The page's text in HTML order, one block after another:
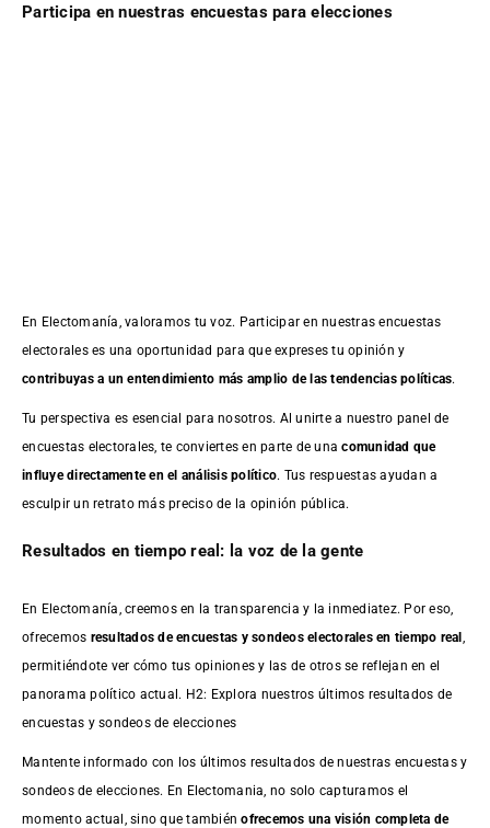
Participa en nuestras encuestas para elecciones
En Electomanía, valoramos tu voz. Participar en nuestras encuestas
electorales es una oportunidad para que expreses tu opinión y
contribuyas a un entendimiento más amplio de las tendencias políticas.
Tu perspectiva es esencial para nosotros. Al unirte a nuestro panel de
encuestas electorales, te conviertes en parte de unacomunidad que
influye directamente en el análisis político. Tus respuestas ayudan a
esculpir un retrato más preciso de la opinión pública.
Resultados en tiempo real: la voz de la gente
En Electomanía, creemos en la transparencia y la inmediatez. Por eso,
ofrecemos resultados deencuestas y sondeos electorales en tiempo real
permitiéndote ver cómo tus opiniones y las de otros se reflejan en el
panorama político actual. H2: Explora nuestros últimos resultados de
encuestas y sondeos de elecciones
Mantente informado con los últimos resultados de nuestras encuestasy
sondeos de elecciones. En Electomania, no solo capturamos el
momento actual, sino que tambiénofrecemos una visión completa de